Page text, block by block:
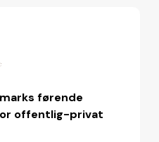
førende
offentlig-privat